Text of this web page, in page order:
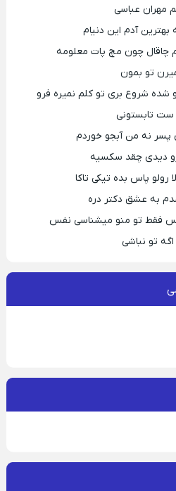
مهران عباسی
آدم این دنیام
چاقال چون مچ پات معلومه
تو بمون
شده شروع بری تو کلم نمیره فرو
ست تابستونی
نه من آبجو خوردم
دیدی چقد سکسیه
رولو پاس بده تیکی تاکا
به عشق دکتر دره
فقط تو منو میشناسی نفس
تو نباشی